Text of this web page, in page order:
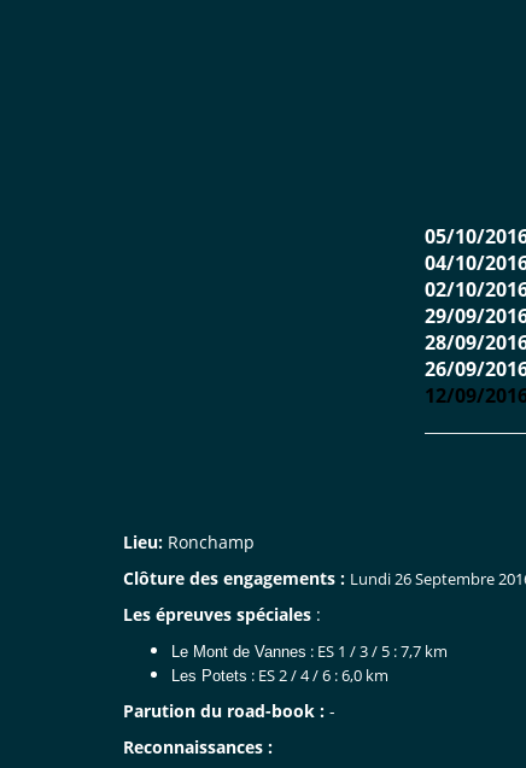
05/10/
04/10/
02/10/
29/09/
28/09/
26/09/
12/09/
Lieu: Ronchamp
Clôture des engagements : Lundi 26 Septembre
Les épreuves spéciales :
Le Mont de Vannes : ES 1 / 3 / 5 : 7,7 km
Les Potets : ES 2 / 4 / 6 : 6,0 km
Parution du road-book : -
Reconnaissances :